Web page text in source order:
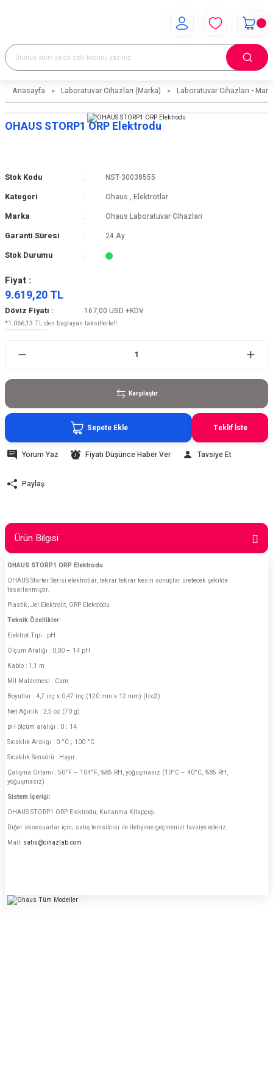
Anasayfa Laboratuvar Cihazları (Marka) Laboratuvar Cihazları -
OHAUS STORP1 ORP Elektrodu
Stok Kodu NST-30038555
Kategori Ohaus , Elektrotlar
Marka Ohaus Laboratuvar Cihazları
Garanti Süresi 24 Ay
Stok Durumu
Fiyat :
9.619,20 TL
Döviz Fiyatı : 167,00 USD +KDV
*1.066,13 TL den başlayan taksitlerle!!
Karşılaştır
Sepete Ekle Teklif İste
Yorum Yaz Fiyatı Düşünce Haber Ver Tavsiye Et
Paylaş
Ürün Bilgisi
OHAUS STORP1 ORP Elektrodu
OHAUS Starter Serisi elektrotlar, tekrar tekrar kesin sonuçlar üretecek şekilde
tasarlanmıştır.
Plastik, Jel Elektrolit, ORP Elektrodu
Teknik Özellikler:
Elektrot Tipi : pH
Ölçüm Aralığı : 0,00 – 14 pH
Kablo : 1,1 m
Mil Malzemesi : Cam
Boyutlar : 4,7 inç x 0,47 inç (120 mm x 12 mm) (UxØ)
Net Ağırlık : 2,5 oz (70 g)
pH ölçüm aralığı : 0 ; 14
Sıcaklık Aralığı : 0 °C ; 100 °C
Sıcaklık Sensörü : Hayır
Çalışma Ortamı : 50°F – 104°F, %85 RH, yoğuşmasız (10°C – 40°C, %85 RH,
yoğuşmasız)
Sistem İçeriği:
OHAUS STORP1 ORP Elektrodu, Kullanma Kitapçığı.
Diğer aksesuarlar için; satış temsilcisi ile iletişime geçmenizi tavsiye ederiz.
Mail: satis@cihazlab.com